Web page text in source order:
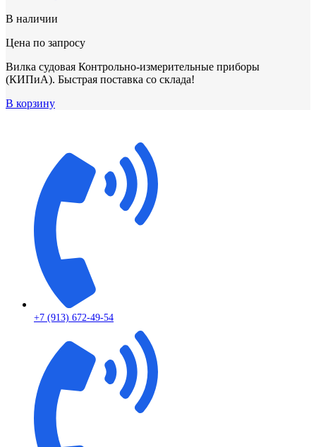
В наличии
Цена по запросу
Вилка судовая Контрольно-измерительные приборы
(КИПиА). Быстрая поставка со склада!
В корзину
+7 (913) 672-49-54